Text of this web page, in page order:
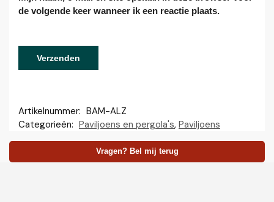
de volgende keer wanneer ik een reactie plaats.
Artikelnummer: BAM-ALZ
Categorieën: Paviljoens en pergola's, Paviljoens
Vragen? Bel mij terug